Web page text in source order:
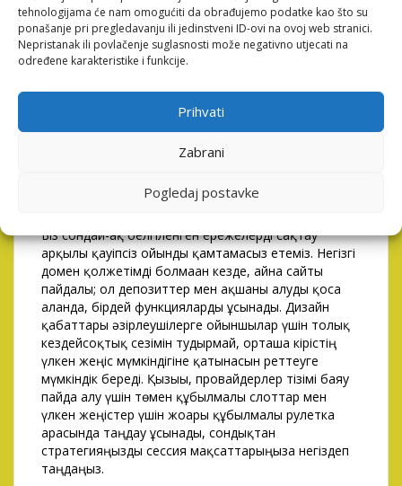
tehnologijama će nam omogućiti da obrađujemo podatke kao što su
ponašanje pri pregledavanju ili jedinstveni ID-ovi na ovoj web stranici.
Nepristanak ili povlačenje suglasnosti može negativno utjecati na
određene karakteristike i funkcije.
Prihvati
Zabrani
Pogledaj postavke
Bustwin айнасы – веб-сайттың резервтік нұсқасы,
оған басқа мекенжайдан кіруге болады. Егер негізгі
домен уақытша жұмыс істемесе, Win айнасы
сайттың барлық функцияларына үздіксіз қол
аспайды. Жағымды тосынсый – крэш ойындарындағы
әртүрлі ставка опциялары, бұл сізге адреналин
деңгейін шағын ставкалармен арттыруға немесе
Бұл ойындар динамикалық сипаты мен қарапайым
Біз сондай-ақ белгіленген ережелерді сақтау
арқылы қауіпсіз ойынды қамтамасыз етеміз. Негізгі
домен қолжетімді болмаған кезде, айна сайты
пайдалы; ол депозиттер мен ақшаны алуды қоса
алғанда, бірдей функцияларды ұсынады. Дизайн
қабаттары әзірлеушілерге ойыншылар үшін толық
кездейсоқтық сезімін тудырмай, орташа кірістің
үлкен жеңіс мүмкіндігіне қатынасын реттеуге
мүмкіндік береді. Қызығы, провайдерлер тізімі баяу
пайда алу үшін төмен құбылмалы слоттар мен
үлкен жеңістер үшін жоғары құбылмалы рулетка
арасында таңдау ұсынады, сондықтан
стратегияңызды сессия мақсаттарыңызға негіздеп
таңдаңыз.